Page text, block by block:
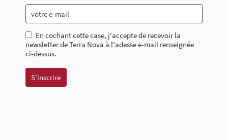
En cochant cette case, j'accepte de recevoir la
newsletter de Terra Nova à l'adesse e-mail renseignée
ci-dessus.